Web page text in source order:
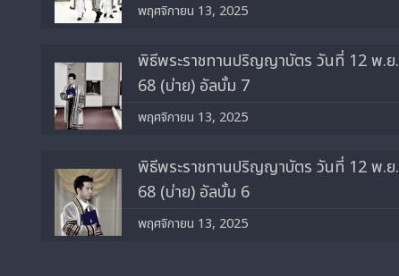
พฤศจิกายน 13, 2025
พิธีพระราชทานปริญญาบัตร วันที่ 12 พ.ย.
68 (บ่าย) อัลบั้ม 7
พฤศจิกายน 13, 2025
พิธีพระราชทานปริญญาบัตร วันที่ 12 พ.ย.
68 (บ่าย) อัลบั้ม 6
พฤศจิกายน 13, 2025